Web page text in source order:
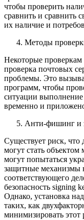
чтобы проверить
сравнить и сравнить
их наличие и
Методы
Некоторые
проверка почтовых
проблемы. Это
программ, чтобы
ситуации
временно и
Анти-фишинг и
Существует риск,
могут стать
могут попытаться
защитные механизмы
соответствующего
безопасность signing
Однако, установка
таких, как
минимизировать этот